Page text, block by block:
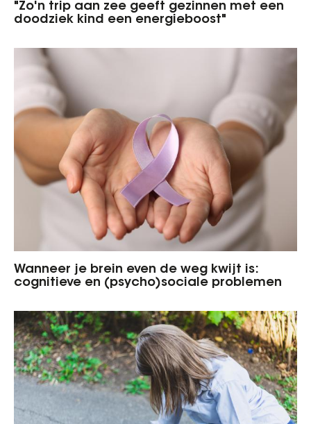
"Zo'n trip aan zee geeft gezinnen met een
doodziek kind een energieboost"
Wanneer je brein even de weg kwijt is:
cognitieve en (psycho)sociale problemen